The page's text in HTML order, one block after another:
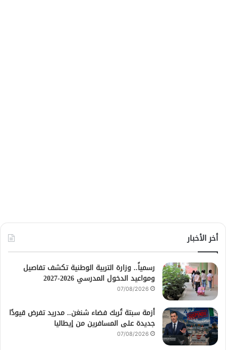
أخر الأخبار
رسمياً.. وزارة التربية الوطنية تكشف تفاصيل
ومواعيد الدخول المدرسي 2026-2027
07/08/2026
أزمة سبتة تُربك فضاء شنغن.. مدريد تفرض قيودًا
جديدة على المسافرين من إيطاليا
07/08/2026